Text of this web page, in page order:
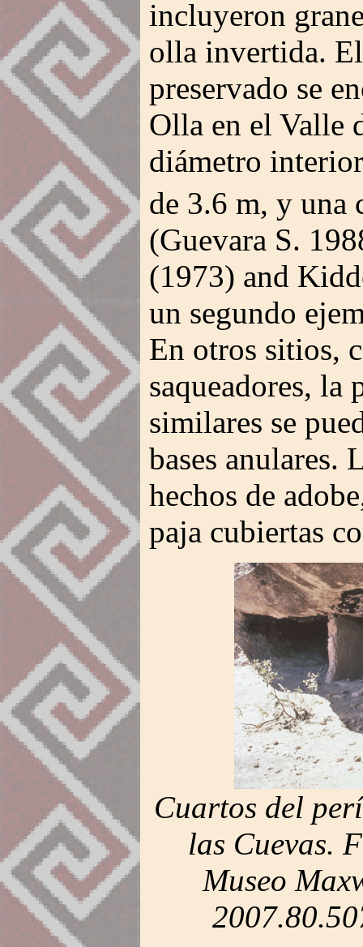
incluyeron
olla invertida.
preservado se
Olla en el Valle
diámetro
de 3.6 m, y una
(Guevara S.
(1973) and
un segundo
En otros sitios,
saqueadores, la
similares se
bases anulares.
hechos de
paja cubiertas
Cuartos del
las Cuevas.
Museo